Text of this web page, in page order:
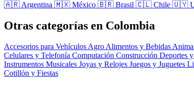
🇦🇷 Argentina 🇲🇽 México 🇧🇷 Brasil 🇨🇱 Chile 🇺🇾
Otras categorías en Colombia
Accesorios para Vehículos Agro Alimentos y Bebidas
Celulares y Telefonía Computación Construcción Deportes
Instrumentos Musicales Joyas y Relojes Juegos y Juguetes
Cotillón y Fiestas